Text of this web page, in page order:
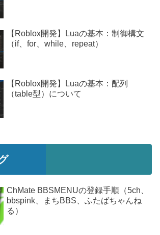
【Roblox開発】Luaの基本：制御構文
（if、for、while、repeat）
【Roblox開発】Luaの基本：配列
（table型）について
ChMate BBSMENUの登録手順（5ch、
bbspink、まちBBS、ふたばちゃんね
る）